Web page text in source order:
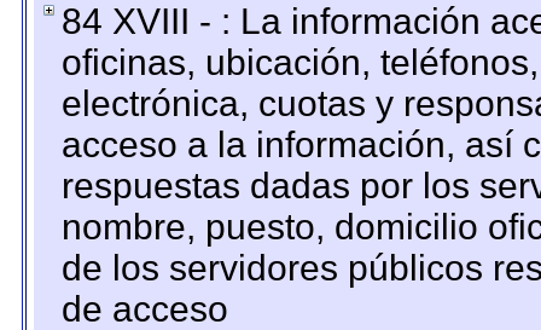
84 XVIII - : La información
oficinas, ubicación,
electrónica, cuotas y
acceso a la información, así
respuestas dadas por los
nombre, puesto, domicilio
de los servidores públicos
de acceso